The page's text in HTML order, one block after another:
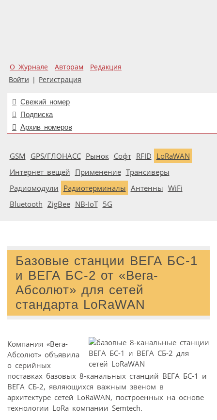
О Журнале Авторам
Редакция
Войти | Регистрация
Свежий номер
Подписка
Архив номеров
GSM GPS/ГЛОНАСС Рынок Софт RFID LoRaWAN
Интернет вещей Применение Трансиверы
Радиомодули Радиотерминалы Антенны WiFi
Bluetooth ZigBee NB-IoT 5G
Базовые станции ВЕГА БС-1
и ВЕГА БС-2 от «Вега-
Абсолют» для сетей
стандарта LoRaWAN
Компания «Вега-
Абсолют» объявила
о серийных
поставках базовых 8-канальных станций ВЕГА БС-1 и
ВЕГА СБ-2, являющихся важным звеном в
архитектуре сетей LoRaWAN, построенных на основе
технологии LoRa компании Semtech.